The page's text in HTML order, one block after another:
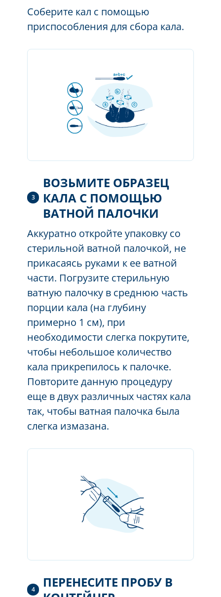
Соберите кал с помощью
приспособления для сбора кала.
3
ВОЗЬМИТЕ ОБРАЗЕЦ
КАЛА С ПОМОЩЬЮ
ВАТНОЙ ПАЛОЧКИ
Аккуратно откройте упаковку со
стерильной ватной палочкой, не
прикасаясь руками к ее ватной
части. Погрузите стерильную
ватную палочку в среднюю часть
порции кала (на глубину
примерно 1 см), при
необходимости слегка покрутите,
чтобы небольшое количество
кала прикрепилось к палочке.
Повторите данную процедуру
еще в двух различных частях кала
так, чтобы ватная палочка была
слегка измазана.
4
ПЕРЕНЕСИТЕ ПРОБУ В